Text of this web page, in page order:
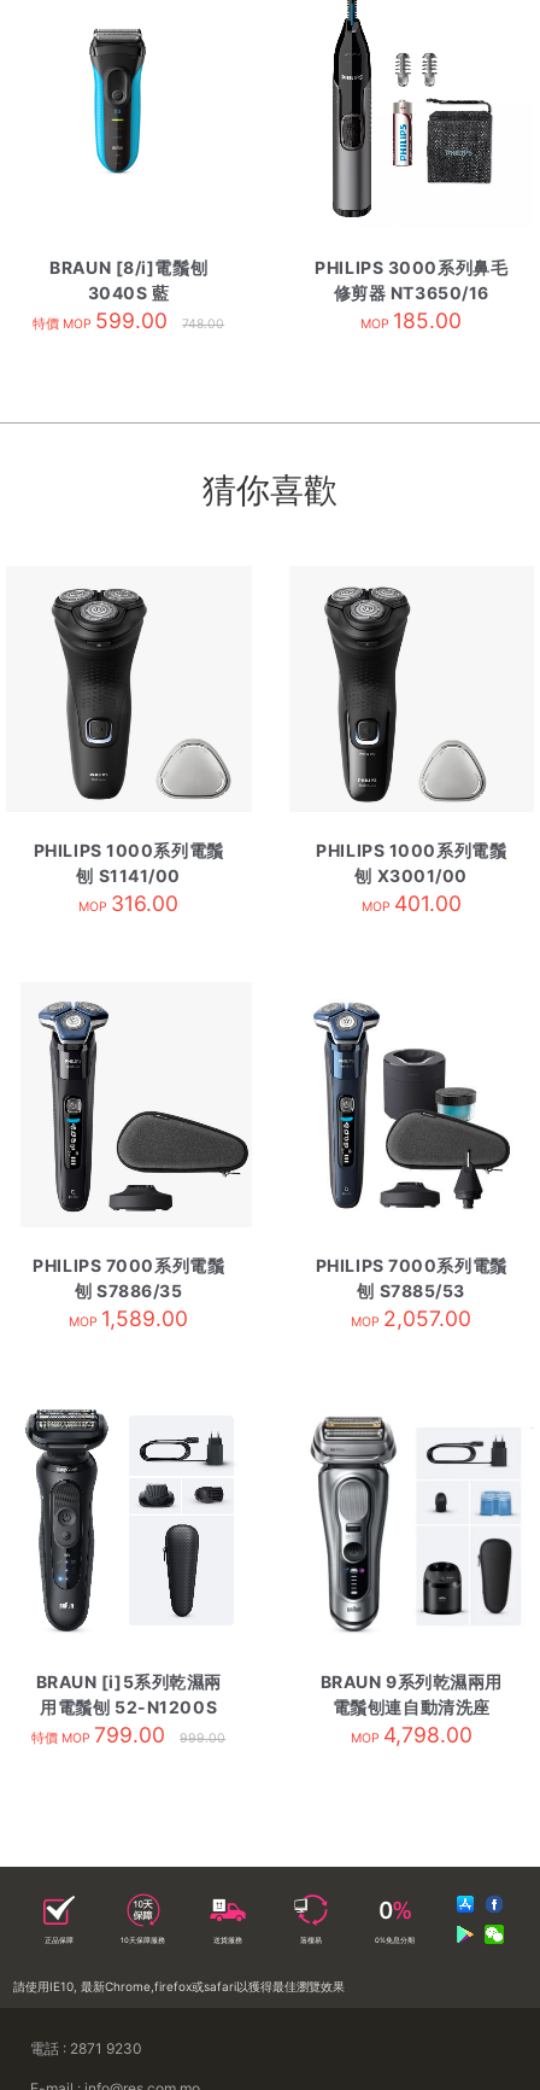
BRAUN [8/i]電鬚刨
3040S 藍
特價 MOP 599.00 748.00
PHILIPS 3000系列鼻毛
修剪器 NT3650/16
MOP 185.00
猜你喜歡
PHILIPS 1000系列電鬚
刨 S1141/00
MOP 316.00
PHILIPS 1000系列電鬚
刨 X3001/00
MOP 401.00
PHILIPS 7000系列電鬚
刨 S7886/35
MOP 1,589.00
PHILIPS 7000系列電鬚
刨 S7885/53
MOP 2,057.00
BRAUN [i]5系列乾濕兩
用電鬚刨 52-N1200S
黑色
特價 MOP 799.00 999.00
BRAUN 9系列乾濕兩用
電鬚刨連自動清洗座
9667cc 銀色
MOP 4,798.00
正品保障 10天保障服務 送貨服務 落樓易 0%免息分期
請使用IE10, 最新Chrome,firefox或safari以獲得最佳瀏覽效果
電話 : 2871 9230